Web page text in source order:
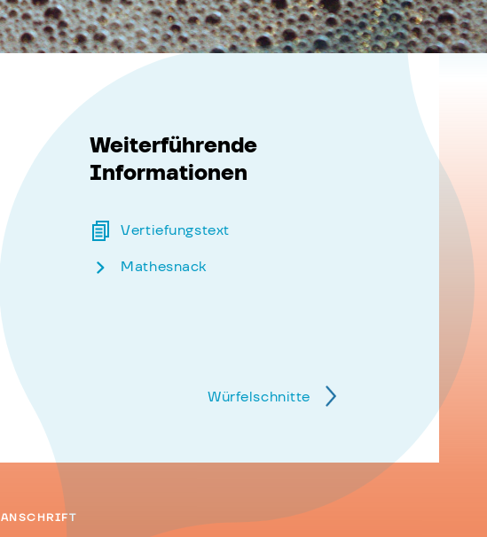
Weiterführende
Informationen
Vertiefungstext
Mathesnack
Würfelschnitte
ANSCHRIFT